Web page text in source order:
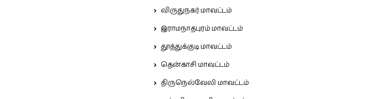
விருதுநகர் மாவட்டம்
இராமநாதபுரம் மாவட்டம்
தூத்துக்குடி மாவட்டம்
தென்காசி மாவட்டம்
திருநெல்வேலி மாவட்டம்